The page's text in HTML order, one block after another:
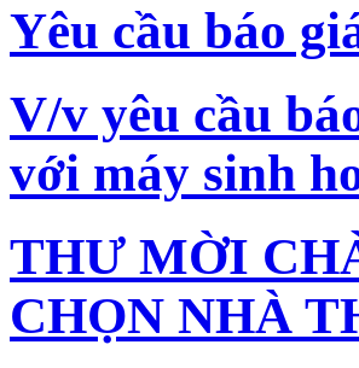
Yêu cầu báo
V/v yêu cầu
với máy sinh
THƯ MỜI
CHỌN NHÀ